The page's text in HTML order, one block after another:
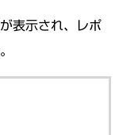
表示され、レポ